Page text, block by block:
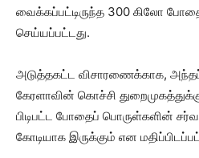
வைக்கப்பட்டிருந்த 300 கிலோ
செய்யப்பட்டது.
அடுத்தகட்ட விசாரணைக்காக,
கேரளாவின் கொச்சி
பிடிபட்ட போதைப் பொருள்களின்
கோடியாக இருக்கும் என